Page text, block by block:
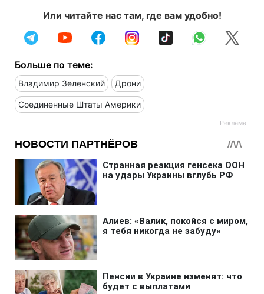
Или читайте нас там, где вам удобно!
Больше по теме:
Владимир Зеленский Дрони
Соединенные Штаты Америки